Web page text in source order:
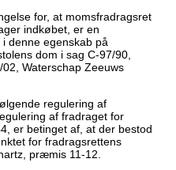
for, at momsfradragsret
indkøbet, er en
denne egenskab på
dom i sag C-97/90,
Waterschap Zeeuws
regulering af
af fradraget for
er betinget af, at der bestod
for fradragsrettens
præmis 11-12.